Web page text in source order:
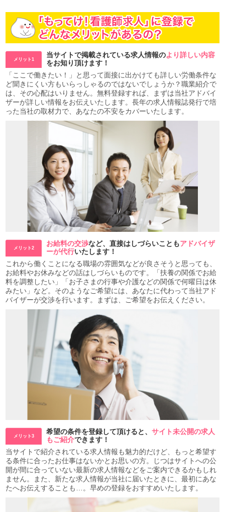
メリット1
当サイトで掲載されている求人情報のより詳しい内容
をお知り頂けます！
「ここで働きたい！」と思って面接に出かけても詳しい労働条件な
ど聞きにくい方もいらっしゃるのではないでしょうか？職業紹介で
は、その心配はいりません。無料登録すれば、まずは当社アドバイ
ザーが詳しい情報をお伝えいたします。長年の求人情報誌発行で培
った当社の取材力で、あなたの不安をカバーいたします。
メリット2
お給料の交渉など、直接はしづらいこともアドバイザ
ーが代行いたします！
これから働くことになる職場の雰囲気などが良さそうと思っても、
お給料やお休みなどの話はしづらいものです。「扶養の関係でお給
料を調整したい」「お子さまの行事や介護などの関係で何曜日は休
みたい」など。そのようなご希望には、あなたに代わって当社アド
バイザーが交渉を行います。まずは、ご希望をお伝えください。
メリット3
希望の条件を登録して頂けると、サイト未公開の求人
もご紹介できます！
当サイトで紹介されている求人情報も魅力的だけど、もっと希望す
る条件に合ったお仕事はないかとお思いの方。じつはサイトへの公
開が間に合っていない最新の求人情報などをご案内できるかもしれ
ません。また、新たな求人情報が当社に届いたときに、最初にあな
たへお伝えすることも…。早めの登録をおすすめいたします。